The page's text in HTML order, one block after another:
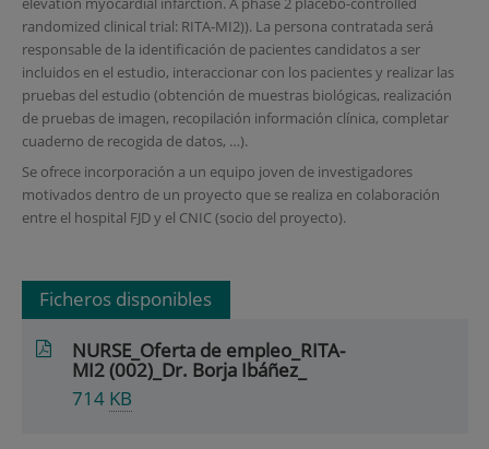
randomized clinical trial: RITA-MI2)). La persona contratada será
responsable de la identificación de pacientes candidatos a ser
incluidos en el estudio, interaccionar con los pacientes y realizar las
pruebas del estudio (obtención de muestras biológicas, realización
de pruebas de imagen, recopilación información clínica, completar
cuaderno de recogida de datos, …).
Se ofrece incorporación a un equipo joven de investigadores
motivados dentro de un proyecto que se realiza en colaboración
entre el hospital FJD y el CNIC (socio del proyecto).
Ficheros disponibles
NURSE_Oferta de empleo_RITA-
MI2 (002)_Dr. Borja Ibáñez_
714 KB